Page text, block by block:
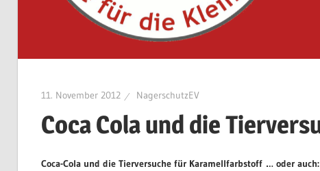
11. November 2012 NagerschutzEV
Coca Cola und die
Coca-Cola und die Tierversuche für Karamellfarbstoff … oder